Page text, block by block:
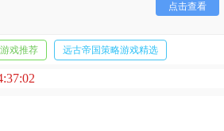
点击查看
戏推荐 远古帝国策略游戏精选
闲消除闯关游戏大全